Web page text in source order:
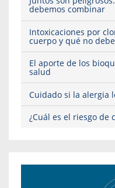
debemos combinar
Intoxicaciones por
cuerpo y qué no
El aporte de los
salud
Cuidado si la alergia
¿Cuál es el riesgo de